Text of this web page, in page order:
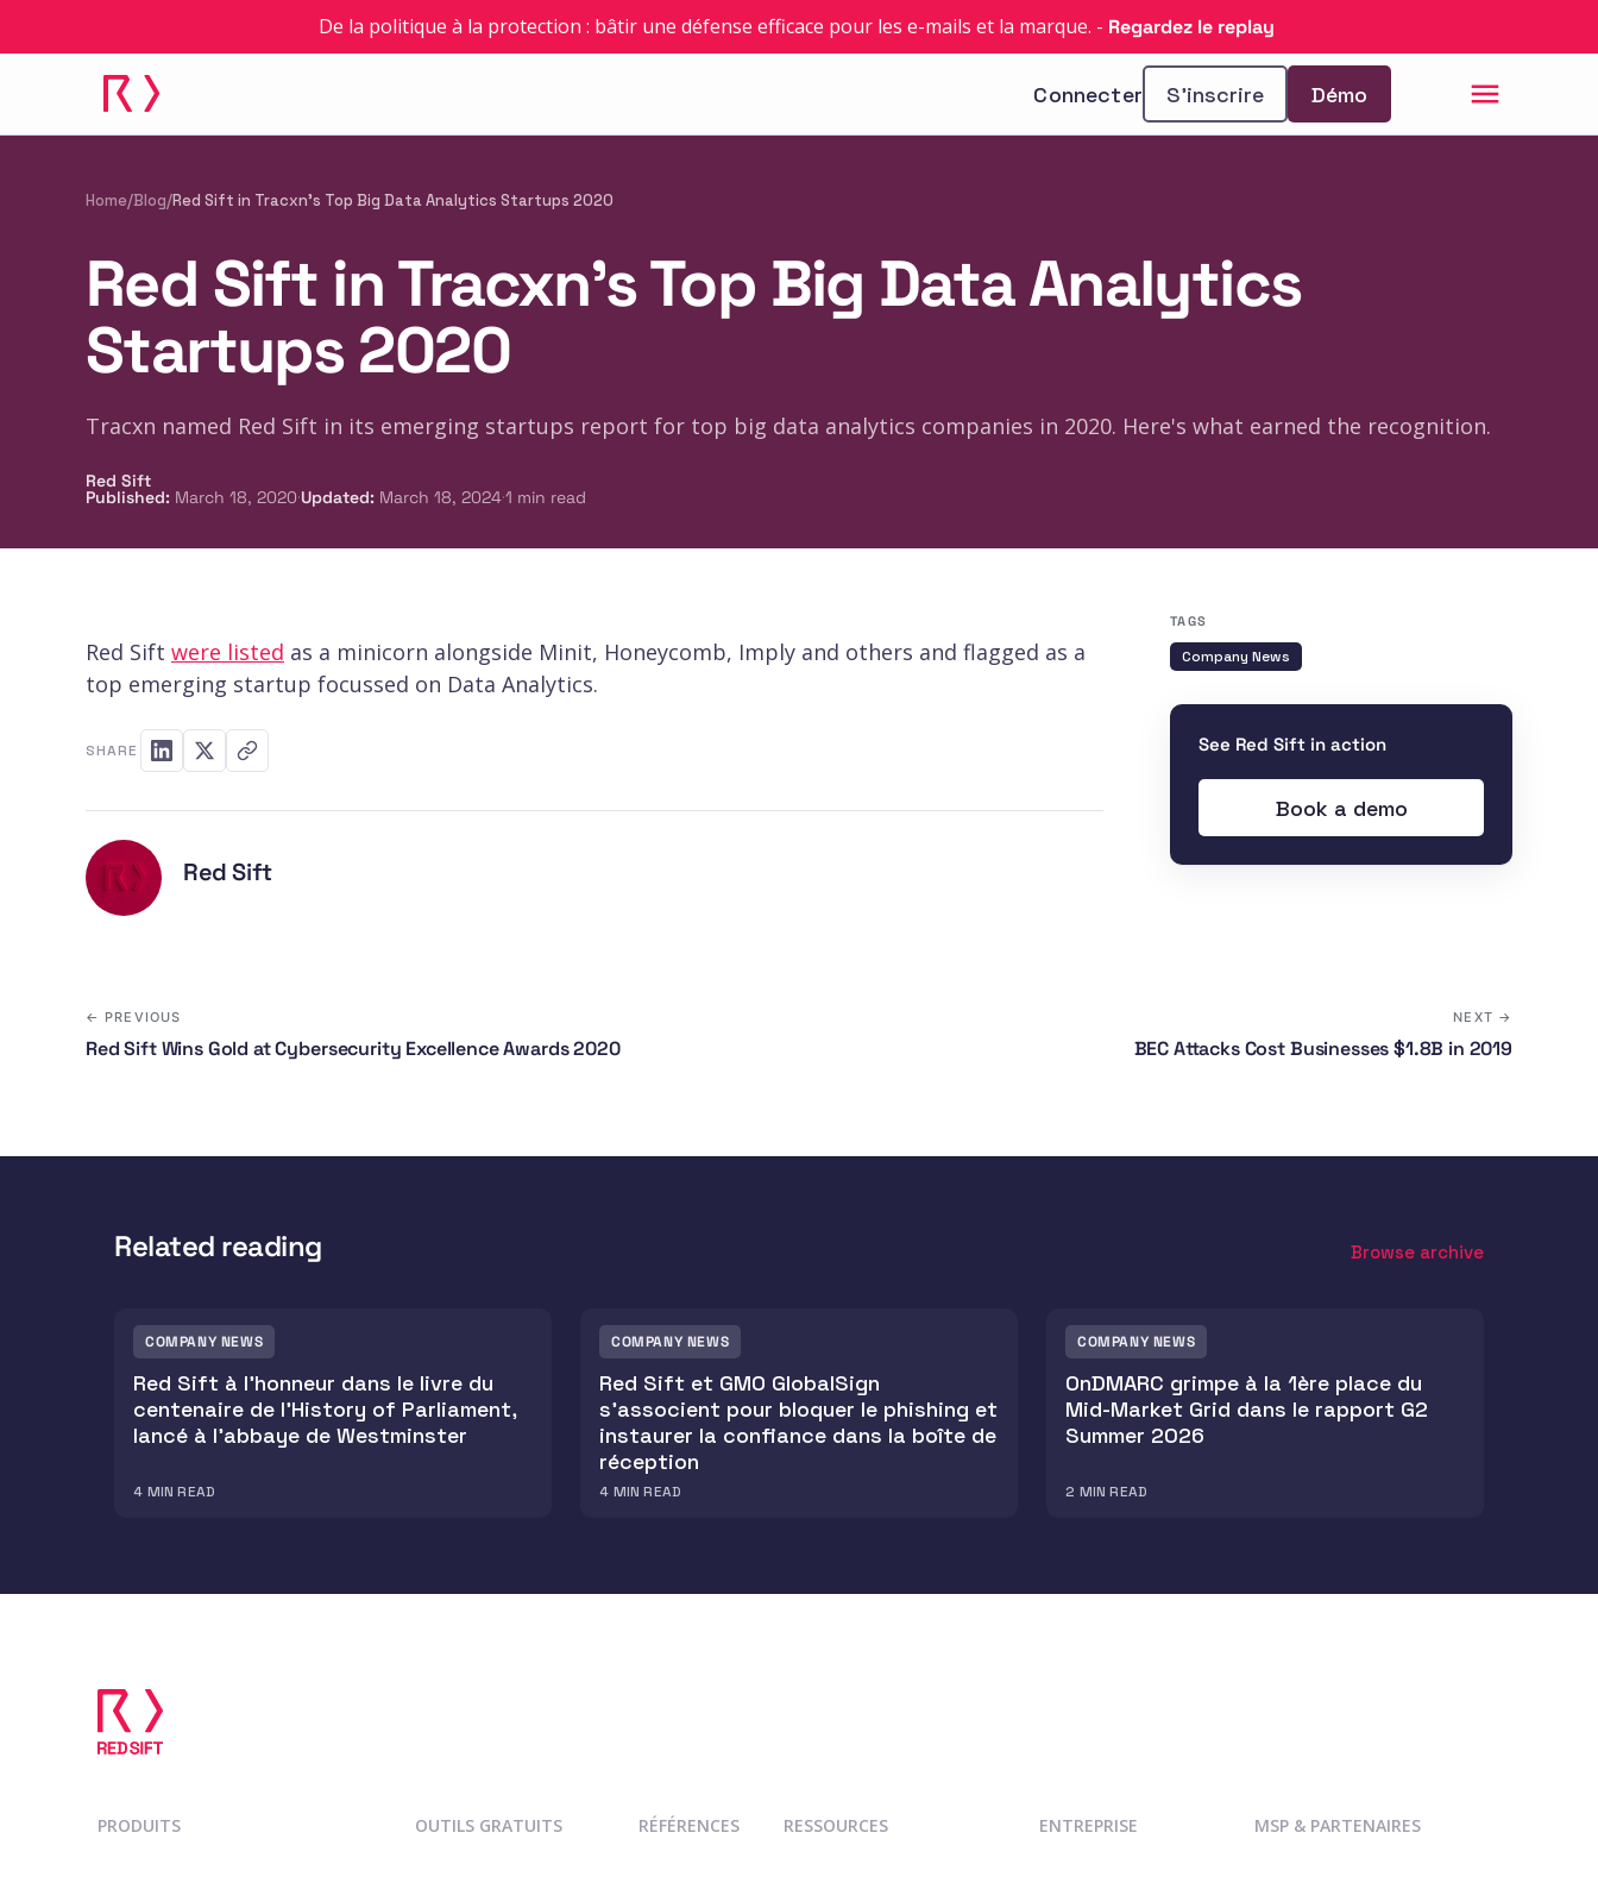
De la politique à la protection : bâtir une défense efficace pour les e-mails et la marque. - Regardez le replay
Connecter S’inscrire Démo
Home/Blog/Red Sift in Tracxn's Top Big Data Analytics Startups 2020
Red Sift in Tracxn's Top Big Data Analytics
Startups 2020
Tracxn named Red Sift in its emerging startups report for top big data analytics companies in 2020. Here's what earned the recognition.
Red Sift
Published: March 18, 2020·Updated: March 18, 2024·1 min read
Red Sift were listed as a minicorn alongside Minit, Honeycomb, Imply and others and flagged as a
top emerging startup focussed on Data Analytics.
SHARE
Red Sift
TAGS
Company News
See Red Sift in action
Book a demo
← PREVIOUS
Red Sift Wins Gold at Cybersecurity Excellence Awards 2020
NEXT →
BEC Attacks Cost Businesses $1.8B in 2019
Related reading Browse archive
COMPANY NEWS
Red Sift à l'honneur dans le livre du
centenaire de l'History of Parliament,
lancé à l'abbaye de Westminster
4 MIN READ
COMPANY NEWS
Red Sift et GMO GlobalSign
s'associent pour bloquer le phishing et
instaurer la confiance dans la boîte de
réception
4 MIN READ
COMPANY NEWS
OnDMARC grimpe à la 1ère place du
Mid-Market Grid dans le rapport G2
Summer 2026
2 MIN READ
PRODUITS OUTILS GRATUITS RÉFÉRENCES RESSOURCES ENTREPRISE MSP & PARTENAIRES